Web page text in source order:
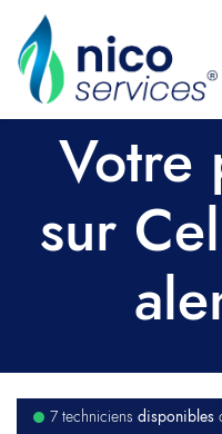
Votre
sur
7 techniciensdisponibles